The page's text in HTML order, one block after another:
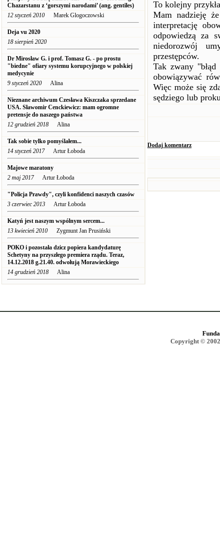
Chazarstanu z ‘gorszymi narodami’ (ang. gentiles)
12 styczeń 2010 Marek Glogoczowski
Deja vu 2020
18 sierpień 2020
Dr Mirosław G. i prof. Tomasz G. - po prostu
"biedne" ofiary systemu korupcyjnego w polskiej
medycynie
9 styczeń 2020 Alina
Nieznane archiwum Czesława Kiszczaka sprzedane
USA. Sławomir Cenckiewicz: mam ogromne
pretensje do naszego państwa
12 grudzień 2018 Alina
Tak sobie tylko pomyślałem...
14 styczeń 2017Artur Łoboda
Majowe maratony
2 maj 2017Artur Łoboda
"Policja Prawdy", czyli konfidenci naszych czasów
3 czerwiec 2013 Artur Łoboda
Katyń jest naszym wspólnym sercem...
13 kwiecień 2010 Zygmunt Jan Prusiński
POKO i pozostała dzicz popiera kandydaturę
Schetyny na przyszłego premiera rządu. Teraz,
14.12.2018 g.21.40. odwołują Morawieckiego
14 grudzień 2018 Alina
To kolejny
Mam nadzieję
interpretację
odpowiedzą za
niedorozwój
przestępców.
Tak zwany
obowiązywać
Więc może się
sędziego lub
Dodaj komentarz
Copyright ©